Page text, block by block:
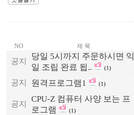
NO 제 목
공지
당일 5시까지 주문하시면 익
일 조립 완료 됩..
(1)
공지 원격프로그램1 (1)
공지
CPU-Z 컴퓨터 사양 보는 프
로그램
(1)